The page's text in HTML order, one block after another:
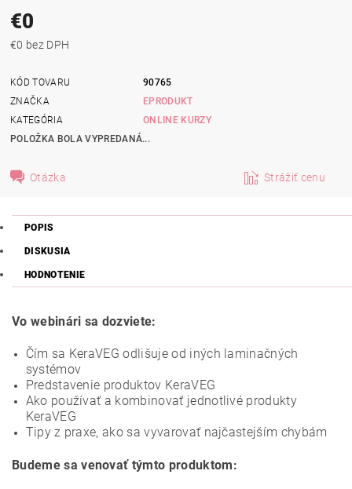
€0
€0 bez DPH
KÓD TOVARU
90765
ZNAČKA
EPRODUKT
KATEGÓRIA
ONLINE KURZY
POLOŽKA BOLA VYPREDANÁ...
Otázka Strážiť cenu
POPIS
DISKUSIA
HODNOTENIE
Vo webinári sa dozviete:
Čím sa KeraVEG odlišuje od iných laminačných
systémov
Predstavenie produktov KeraVEG
Ako používať a kombinovať jednotlivé produkty
KeraVEG
Tipy z praxe, ako sa vyvarovať najčastejším chybám
Budeme sa venovať týmto produktom: